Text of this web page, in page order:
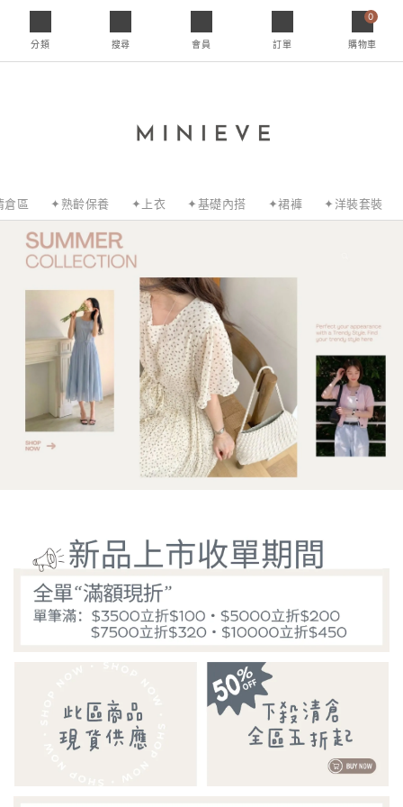
分類 搜尋 會員 訂單
0
購物車
倉區 ✦熟齡保養 ✦上衣 ✦基礎內搭 ✦裙褲 ✦洋裝套裝